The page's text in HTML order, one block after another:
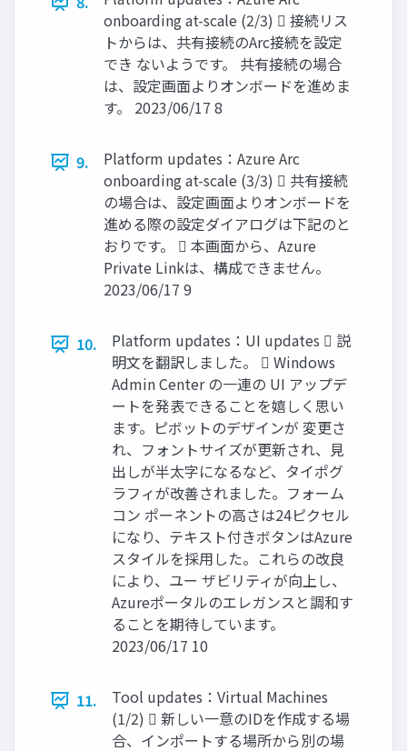
onboarding at-scale (2/3)  接続リス
トからは、共有接続のArc接続を設定
でき ないようです。 共有接続の場合
は、設定画面よりオンボードを進めま
す。 2023/06/17 8
9.
Platform updates：Azure Arc
onboarding at-scale (3/3)  共有接続
の場合は、設定画面よりオンボードを
進める際の設定ダイアログは下記のと
おりです。  本画面から、Azure
Private Linkは、構成できません。
2023/06/17 9
10.
Platform updates：UI updates  説
明文を翻訳しました。  Windows
Admin Center の一連の UI アップデ
ートを発表できることを嬉しく思い
ます。ピボットのデザインが 変更さ
れ、フォントサイズが更新され、見
出しが半太字になるなど、タイポグ
ラフィが改善されました。フォーム
コン ポーネントの高さは24ピクセル
になり、テキスト付きボタンはAzure
スタイルを採用した。これらの改良
により、ユー ザビリティが向上し、
Azureポータルのエレガンスと調和す
ることを期待しています。
2023/06/17 10
11.
Tool updates：Virtual Machines
(1/2)  新しい一意のIDを作成する場
合、インポートする場所から別の場